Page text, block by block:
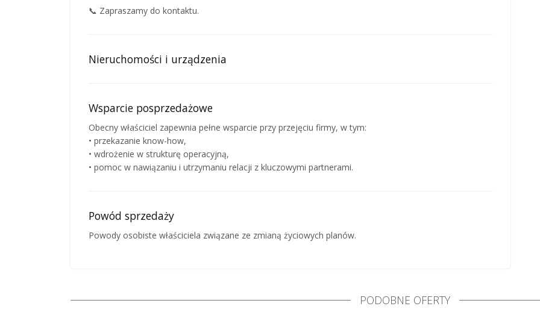
📞 Zapraszamy do kontaktu.
Nieruchomości i urządzenia
Wsparcie posprzedażowe
Obecny właściciel zapewnia pełne wsparcie przy przejęciu firmy, w tym:
• przekazanie know-how,
• wdrożenie w strukturę operacyjną,
• pomoc w nawiązaniu i utrzymaniu relacji z kluczowymi partnerami.
Powód sprzedaży
Powody osobiste właściciela związane ze zmianą życiowych planów.
PODOBNE OFERTY